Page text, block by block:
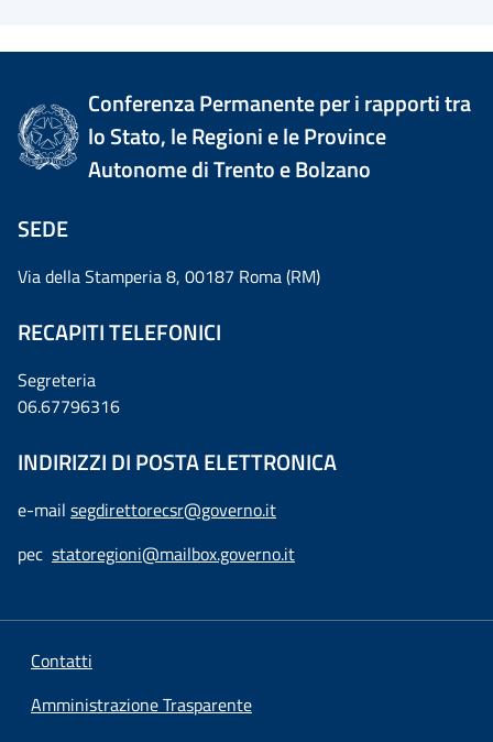
Conferenza Permanente per i rapporti tra
lo Stato, le Regioni e le Province
Autonome di Trento e Bolzano
SEDE
Via della Stamperia 8, 00187 Roma (RM)
RECAPITI TELEFONICI
Segreteria
06.67796316
INDIRIZZI DI POSTA ELETTRONICA
e-mail segdirettorecsr@governo.it
pec statoregioni@mailbox.governo.it
Contatti
Amministrazione Trasparente